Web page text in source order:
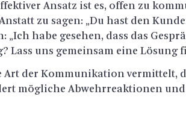
An­satz ist es, offen zu
zu sagen: „Du hast den
„Ich habe ge­se­hen, dass das
Lass uns ge­mein­sam eine Lö­sung
Art der Kom­mu­ni­ka­ti­on ver­mit­telt,
mög­li­che Ab­wehr­re­ak­tio­nen